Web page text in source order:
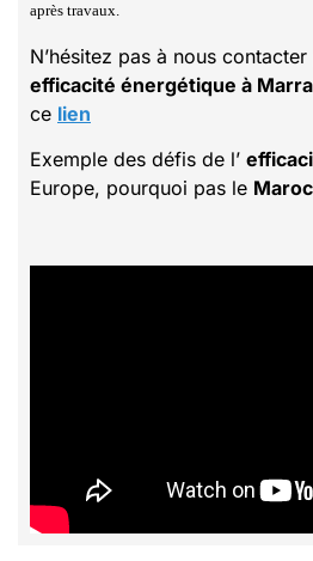
après travaux.
N’hésitez pas à nous
efficacité énergétique à
ce lien
Exemple des défis de l’
Europe, pourquoi pas le